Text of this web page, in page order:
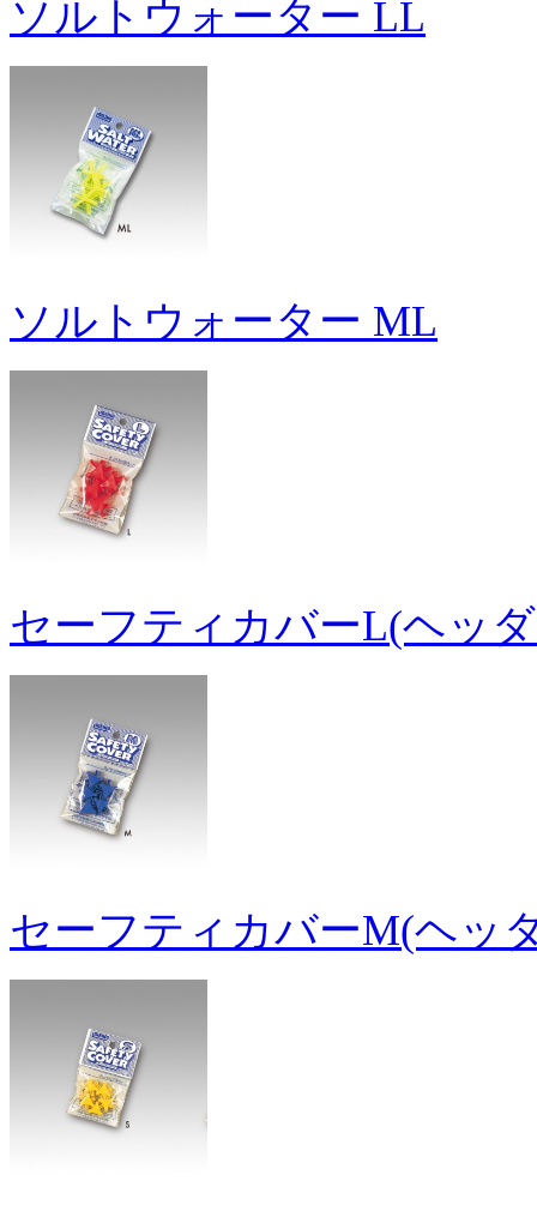
ソルトウォーター LL
ソルトウォーター ML
セーフティカバーL(ヘッ
セーフティカバーM(ヘッ